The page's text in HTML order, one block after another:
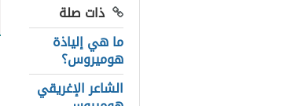
ذات صلة
ما هي إلياذة
هوميروس؟
الشاعر الإغريقي